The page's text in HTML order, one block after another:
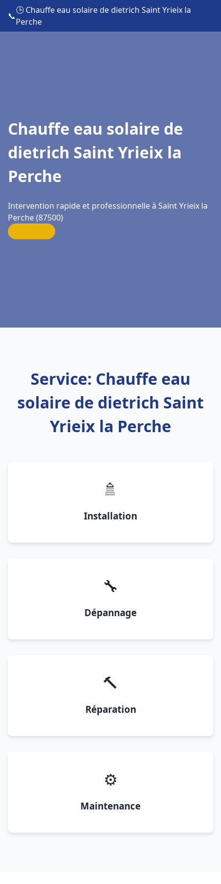
📞
🕒 Chauffe eau solaire de dietrich Saint Yrieix la
Perche
Chauffe eau solaire de
dietrich Saint Yrieix la
Perche
Intervention rapide et professionnelle à Saint Yrieix la
Perche (87500)
Service: Chauffe eau
solaire de dietrich Saint
Yrieix la Perche
🚿
Installation
🔧
Dépannage
🔨
Réparation
⚙️
Maintenance